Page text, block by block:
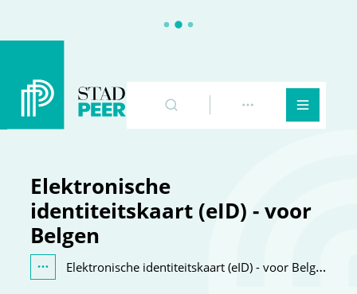
Zoeken Toon meerMenu
Elektronische
identiteitskaart (eID) - voor
Belgen
Toon alle broodkruimel items
Elektronische identiteitskaart (eID) - voor Belgen